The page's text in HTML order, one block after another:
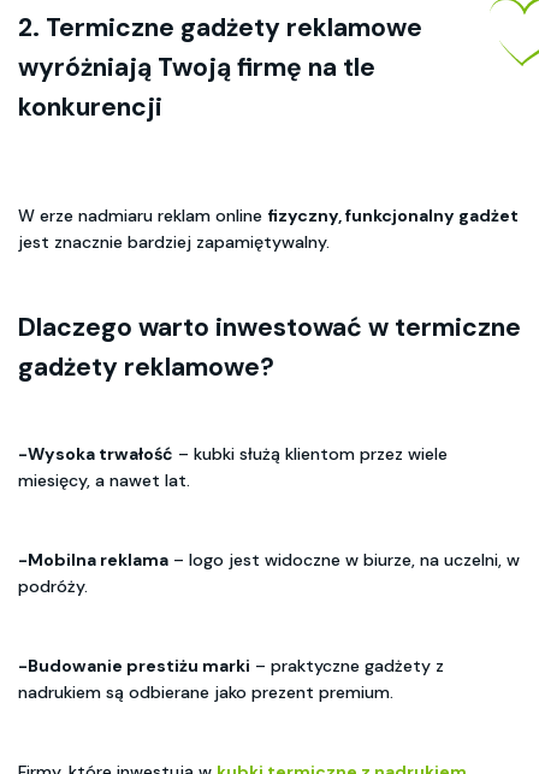
2. Termiczne gadżety reklamowe
wyróżniają Twoją firmę na tle
konkurencji
W erze nadmiaru reklam online fizyczny, funkcjonalny gadżet
jest znacznie bardziej zapamiętywalny.
Dlaczego warto inwestować w termiczne
gadżety reklamowe?
-Wysoka trwałość – kubki służą klientom przez wiele
miesięcy, a nawet lat.
-Mobilna reklama – logo jest widoczne w biurze, na uczelni, w
podróży.
-Budowanie prestiżu marki – praktyczne gadżety z
nadrukiem są odbierane jako prezent premium.